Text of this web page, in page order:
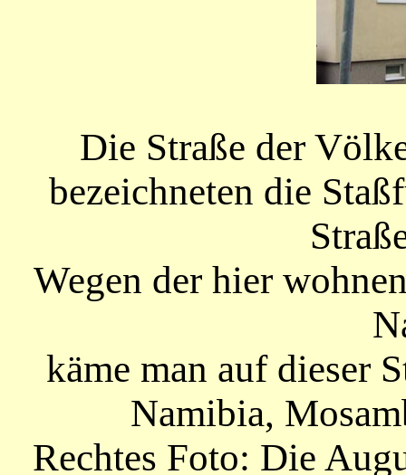
Die Straße der
bezeichneten die
Wegen der hier
käme man auf dieser
Namibia,
Rechtes Foto: Die